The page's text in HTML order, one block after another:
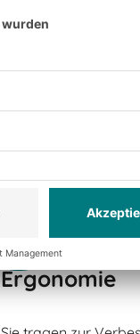
Sie sind modular
Bedürfnisse
Ergonomie